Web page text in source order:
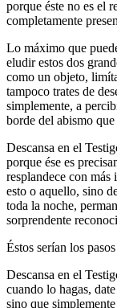
porque éste no es el
completamente
Lo máximo que
eludir estos dos
como un objeto,
tampoco trates de
simplemente, a
borde del abismo
Descansa en el
porque ése es
resplandece con más
esto o aquello, sino
toda la noche,
sorprendente
Éstos serían los
Descansa en el
cuando lo hagas,
sino que